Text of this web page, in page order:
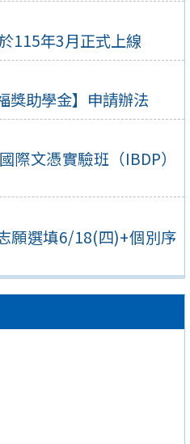
115年3月正式上線
獎助學金】申請辦法
際文憑實驗班（IBDP）
願選填6/18(四)+個別序